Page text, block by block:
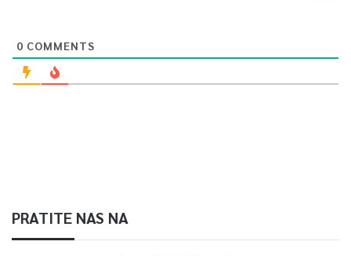
0 COMMENTS
PRATITE NAS NA